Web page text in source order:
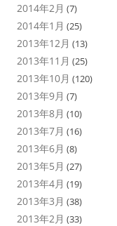
2014年2月 (7)
2014年1月 (25)
2013年12月 (13)
2013年11月 (25)
2013年10月 (120)
2013年9月 (7)
2013年8月 (10)
2013年7月 (16)
2013年6月 (8)
2013年5月 (27)
2013年4月 (19)
2013年3月 (38)
2013年2月 (33)